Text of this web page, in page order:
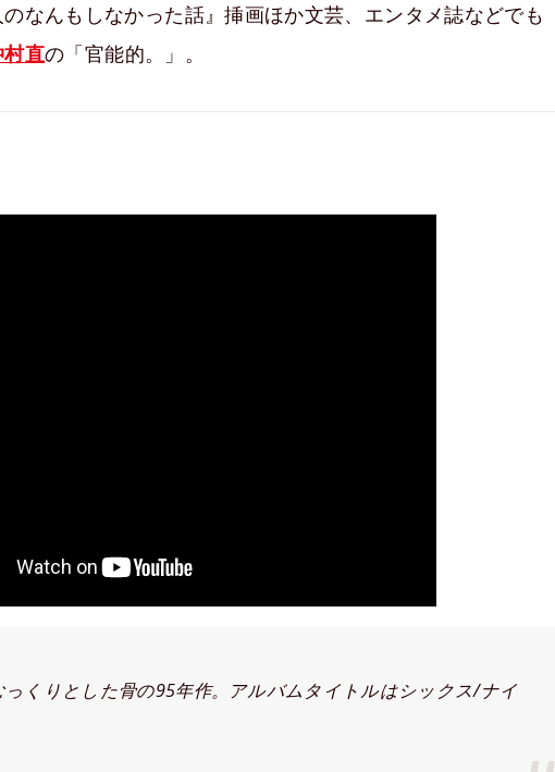
のなんもしなかった話』挿画ほか文芸、エンタメ誌などでも
村直の「官能的。」。
くりとした骨の95年作。アルバムタイトルはシックス/ナイ